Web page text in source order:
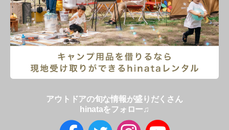
アウトドアの旬な情報が盛りだくさん
hinataをフォロー♫